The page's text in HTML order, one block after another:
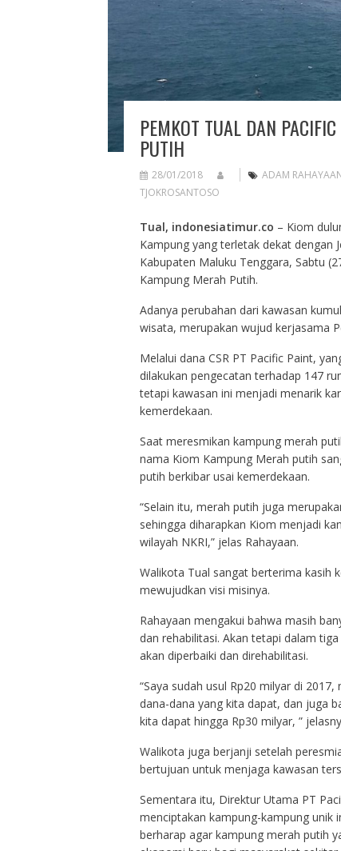
PEMKOT TUAL DAN
PUTIH
28/01/2018 ADAM
TJOKROSANTOSO
Tual, indonesiatimur.co – Kiom
Kampung yang terletak dekat dengan
Kabupaten Maluku Tenggara, Sabtu
Kampung Merah Putih.
Adanya perubahan dari kawasan
wisata, merupakan wujud kerjasama
Melalui dana CSR PT Pacific Paint,
dilakukan pengecatan terhadap 147
tetapi kawasan ini menjadi menarik
kemerdekaan.
Saat meresmikan kampung merah
nama Kiom Kampung Merah putih
putih berkibar usai kemerdekaan.
“Selain itu, merah putih juga
sehingga diharapkan Kiom menjadi
wilayah NKRI,” jelas Rahayaan.
Walikota Tual sangat berterima kasih
mewujudkan visi misinya.
Rahayaan mengakui bahwa masih
dan rehabilitasi. Akan tetapi dalam
akan diperbaiki dan direhabilitasi.
“Saya sudah usul Rp20 milyar di
dana-dana yang kita dapat, dan juga
kita dapat hingga Rp30 milyar, ”
Walikota juga berjanji setelah
bertujuan untuk menjaga kawasan
Sementara itu, Direktur Utama PT
menciptakan kampung-kampung unik
berharap agar kampung merah putih